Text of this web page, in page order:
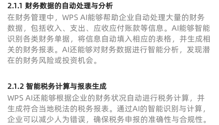
2.1.1 财务数据的自动处理与分析
在财务管理中，WPS AI能够帮助企业自动处理大量的财务
数据，包括收入、支出、应收应付账款等信息。AI能够智能
识别各类财务单据，将信息自动填入相应的表格，并生成相
关的财务报表。AI还能够对财务数据进行智能分析，发现潜
在的财务风险或投资机会。
2.1.2 智能税务计算与报表生成
WPS AI还能够根据企业的财务状况自动进行税务计算，并
生成符合当地税法的税务报表。通过AI的智能识别与计算，
企业可以减少人为错误，确保税务申报的准确性与合规性。